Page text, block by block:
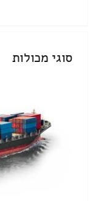
סוגי מכולות